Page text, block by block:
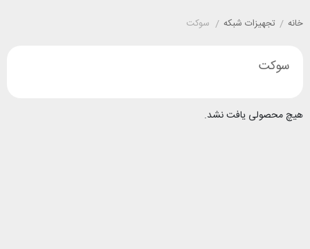
خانه / تجهیزات شبکه / سوکت
سوکت
هیچ محصولی یافت نشد.